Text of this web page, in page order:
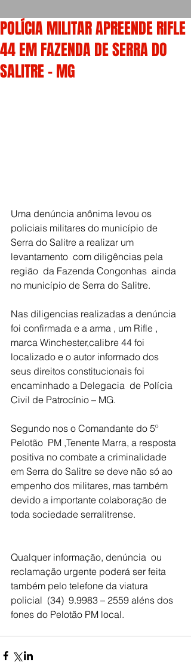
POLÍCIA MILITAR APREENDE RIFLE
44 EM FAZENDA DE SERRA DO
SALITRE - MG
Uma denúncia anônima levou os
policiais militares do município de
Serra do Salitre a realizar um
levantamento  com diligências pela
região  da Fazenda Congonhas  ainda
no município de Serra do Salitre.
Nas diligencias realizadas a denúncia
foi confirmada e a arma , um Rifle ,
marca Winchester,calibre 44 foi
localizado e o autor informado dos
seus direitos constitucionais foi
encaminhado a Delegacia  de Polícia
Civil de Patrocínio – MG.
Segundo nos o Comandante do 5º
Pelotão  PM ,Tenente Marra, a resposta
positiva no combate a criminalidade
em Serra do Salitre se deve não só ao
empenho dos militares, mas também
devido a importante colaboração de
toda sociedade serralitrense.
Qualquer informação, denúncia  ou
reclamação urgente poderá ser feita
também pelo telefone da viatura
policial  (34)  9.9983 – 2559 aléns dos
fones do Pelotão PM local.